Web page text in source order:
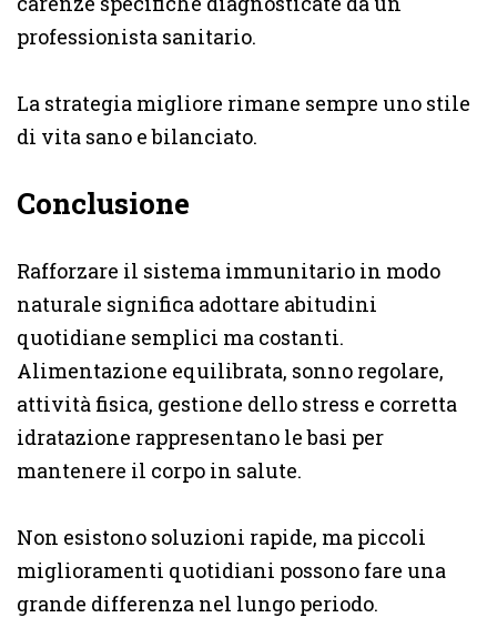
professionista sanitario.
La strategia migliore rimane sempre uno stile
di vita sano e bilanciato.
Conclusione
Rafforzare il sistema immunitario in modo
naturale significa adottare abitudini
quotidiane semplici ma costanti.
Alimentazione equilibrata, sonno regolare,
attività fisica, gestione dello stress e corretta
idratazione rappresentano le basi per
mantenere il corpo in salute.
Non esistono soluzioni rapide, ma piccoli
miglioramenti quotidiani possono fare una
grande differenza nel lungo periodo.